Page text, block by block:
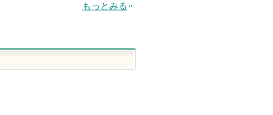
もっとみる